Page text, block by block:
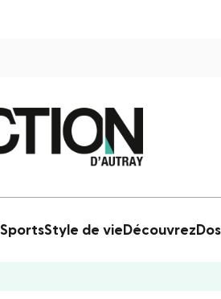
SportsStyle de vie Découvrez